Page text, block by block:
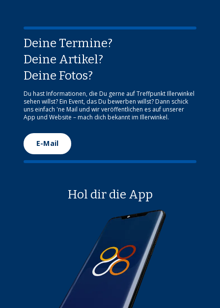
Hol dir die App
Deine Termine?
Deine Artikel?
Deine Fotos?
Du hast Informationen, die Du gerne auf Treffpunkt Illerwinkel
sehen willst? Ein Event, das Du bewerben willst? Dann schick
uns einfach 'ne Mail und wir veröffentlichen es auf unserer
App und Website – mach dich bekannt im Illerwinkel.
E-Mail